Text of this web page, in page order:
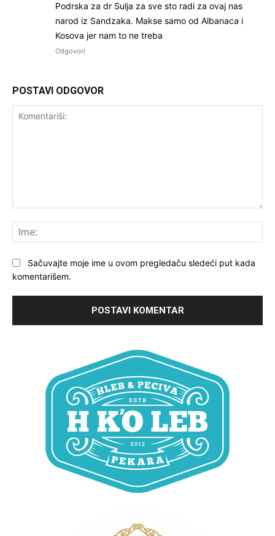
Podrska za dr Sulja za sve sto radi za ovaj nas
narod iz Sandzaka. Makse samo od Albanaca i
Kosova jer nam to ne treba
Odgovori
POSTAVI ODGOVOR
Sačuvajte moje ime u ovom pregledaču sledeći put kada
komentarišem.